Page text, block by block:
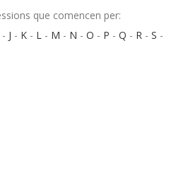
que comencen per:
- J - K - L - M - N - O - P - Q - R - S -